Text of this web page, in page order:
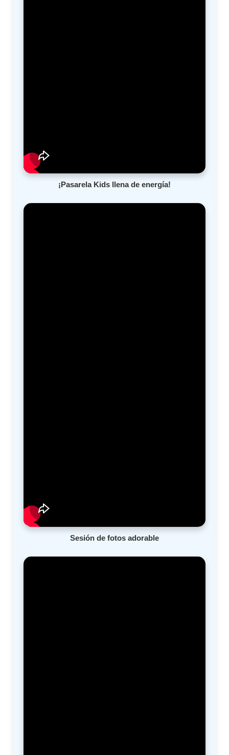
¡Pasarela Kids llena de energía!
Sesión de fotos adorable